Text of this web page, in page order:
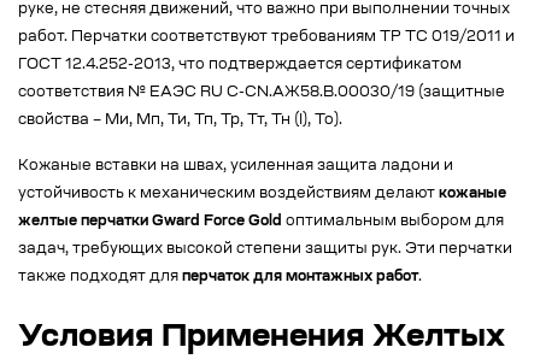
руке, не стесняя движений, что важно при выполнении точных
работ. Перчатки соответствуют требованиям ТР ТС 019/2011 и
ГОСТ 12.4.252-2013, что подтверждается сертификатом
соответствия № ЕАЭС RU C-CN.АЖ58.В.00030/19 (защитные
свойства – Ми, Мп, Ти, Тп, Тр, Тт, Тн (I), То).
Кожаные вставки на швах, усиленная защита ладони и
устойчивость к механическим воздействиям делают кожаные
желтые перчатки Gward Force Gold оптимальным выбором для
задач, требующих высокой степени защиты рук. Эти перчатки
также подходят для перчаток для монтажных работ.
Условия Применения Желтых